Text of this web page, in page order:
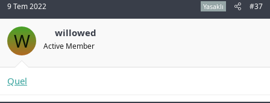
9 Tem 2022 Yasaklı #37
W willowed
Active Member
Quel